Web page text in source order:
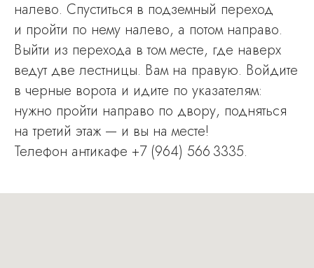
налево. Спуститься в подземный переход
и пройти по нему налево, а потом направо.
Выйти из перехода в том месте, где наверх
ведут две лестницы. Вам на правую. Войдите
в черные ворота и идите по указателям:
нужно пройти направо по двору, подняться
на третий этаж — и вы на месте!
Телефон антикафе +7 (964) 566 3335.